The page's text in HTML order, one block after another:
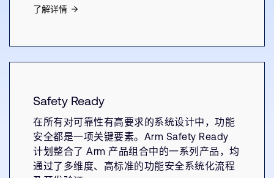
了解详情
Safety Ready
在所有对可靠性有高要求的系统设计中，功能
安全都是一项关键要素。Arm Safety Ready
计划整合了 Arm 产品组合中的一系列产品，均
通过了多维度、高标准的功能安全系统化流程